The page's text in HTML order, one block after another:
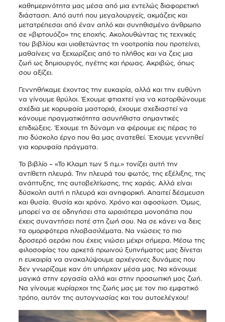
καθημερινότητα μας μέσα από μια εντελώς διαφορετική
διάσταση. Από αυτή που μεγαλουργείς, ακμάζεις και
μετατρέπεσαι από έναν απλό και συνηθισμένο άνθρωπο
σε «βιρτουόζο» της εποχής. Ακολουθώντας τις τεχνικές
του βιβλίου και υιοθετώντας τη νοοτροπία που προτείνει,
μαθαίνεις να ξεχωρίζεις από το πλήθος και να ζεις μια
ζωή ως δημιουργός, ηγέτης και ήρωας. Ακριβώς, όπως
σου αξίζει.
Γεννηθήκαμε έχοντας την ευκαιρία, αλλά και την ευθύνη
να γίνουμε θρύλοι. Έχουμε φτιαχτεί για να κατορθώνουμε
σχέδια με κορυφαία μαστοριά, έχουμε σχεδιαστεί να
κάνουμε πραγματικότητα ασυνήθιστα σημαντικές
επιδιώξεις. Έχουμε τη δύναμη να φέρουμε εις πέρας το
πιο δύσκολο έργο που θα μας ανατεθεί. Έχουμε γεννηθεί
για κορυφαία πράγματα.
Το βιβλίο – «Το Κλαμπ των 5 π.μ.» τονίζει αυτή την
αντίθετη πλευρά. Την πλευρά του φωτός, της εξέλιξης, της
ανάπτυξης, της αυτοβελτίωσης, της χαράς. Αλλά είναι
δύσκολη αυτή η πλευρά και ανηφορική. Απαιτεί δέσμευση
και θυσία. Θυσία και χρόνο. Χρόνο και αφοσίωση. Όμως,
μπορεί να σε οδηγήσει στα ωραιότερα μονοπάτια που
έχεις συναντήσει ποτέ στη ζωή σου. Να σε κάνει να δεις
τα ομορφότερα ηλιοβασιλέματα. Να νιώσεις το πιο
δροσερό αεράκι που έχεις νιώσει μέχρι σήμερα. Μέσω της
φιλοσοφίας του αρκετά πρωινού ξυπνήματος μας δίνεται
η ευκαιρία να ανακαλύψουμε αρχέγονες δυνάμεις που
δεν γνωρίζαμε καν ότι υπήρχαν μέσα μας. Να κάνουμε
μαγικά στην εργασία αλλά και στην προσωπική μας ζωή.
Να γίνουμε κυρίαρχοι της ζωής μας με τον πιο εμφατικό
τρόπο, αυτόν της αυτογνωσίας και του αυτοελέγχου!